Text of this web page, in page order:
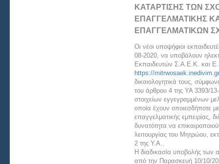
ΚΑΤΆΡΤΙΣΗΣ ΤΩΝ
ΕΠΑΓΓΕΛΜΑΤΙΚΉΣ
ΕΠΑΓΓΕΛΜΑΤΙΚΏΝ
Οι νέοι υποψήφιοι
08-2020, να υποβάλουν
Εκπαιδευτών Σ.Α.Ε.Κ. και
https://
δικαιολογητικά τους,
του άρθρου 4 της ΥΑ 3393/
στοιχείων εγγεγραμμένων
οποία έχουν οποιεσδήποτε
επαγγελματικής εμπειρίας,
δυνατότητα να
λειτουργίας του Μητρώου,
2 της Υ.Α..
Η διαδικασία υποβολής
από την Παρασκευή 10/10/